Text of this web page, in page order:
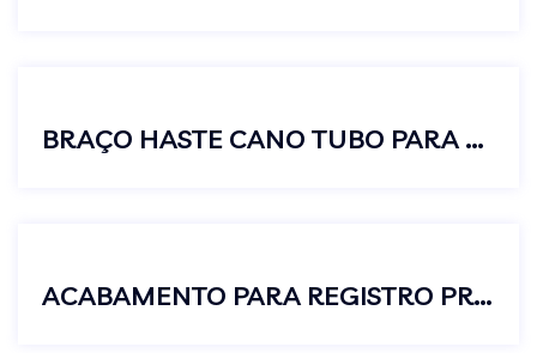
BRAÇO HASTE CANO TUBO PARA CHUVEIRO 30CM ALUMÍNIO
ACABAMENTO PARA REGISTRO PRESSÃO GAVETA PADRÃO DECA C50 1 1/2